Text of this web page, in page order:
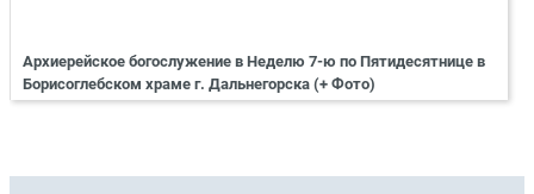
Архиерейское богослужение в Неделю 7-ю по Пятидесятнице в
Борисоглебском храме г. Дальнегорска (+ Фото)